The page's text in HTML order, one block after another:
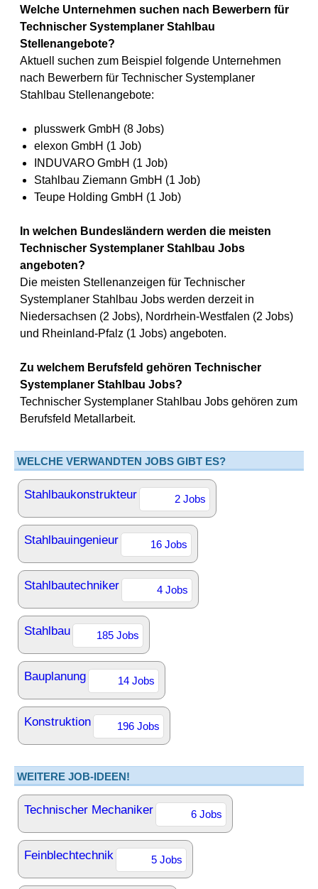
Welche Unternehmen suchen nach Bewerbern für
Technischer Systemplaner Stahlbau
Stellenangebote?
Aktuell suchen zum Beispiel folgende Unternehmen
nach Bewerbern für Technischer Systemplaner
Stahlbau Stellenangebote:
plusswerk GmbH (8 Jobs)
elexon GmbH (1 Job)
INDUVARO GmbH (1 Job)
Stahlbau Ziemann GmbH (1 Job)
Teupe Holding GmbH (1 Job)
In welchen Bundesländern werden die meisten
Technischer Systemplaner Stahlbau Jobs
angeboten?
Die meisten Stellenanzeigen für Technischer
Systemplaner Stahlbau Jobs werden derzeit in
Niedersachsen (2 Jobs), Nordrhein-Westfalen (2 Jobs)
und Rheinland-Pfalz (1 Jobs) angeboten.
Zu welchem Berufsfeld gehören Technischer
Systemplaner Stahlbau Jobs?
Technischer Systemplaner Stahlbau Jobs gehören zum
Berufsfeld Metallarbeit.
WELCHE VERWANDTEN JOBS GIBT ES?
Stahlbaukonstrukteur 2 Jobs
Stahlbauingenieur 16 Jobs
Stahlbautechniker 4 Jobs
Stahlbau 185 Jobs
Bauplanung 14 Jobs
Konstruktion 196 Jobs
WEITERE JOB-IDEEN!
Technischer Mechaniker 6 Jobs
Feinblechtechnik 5 Jobs